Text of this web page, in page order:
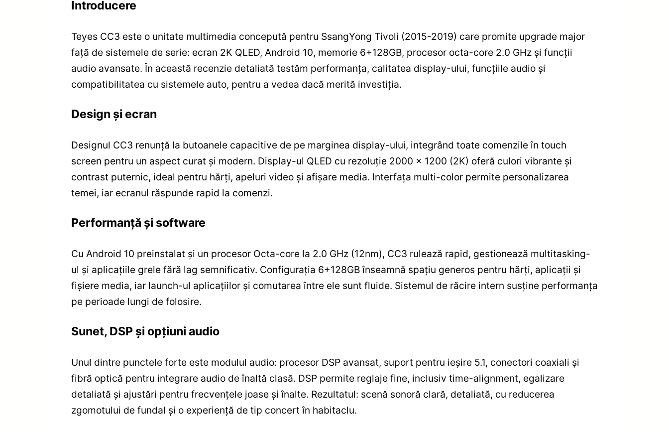
Introducere
Teyes CC3 este o unitate multimedia concepută pentru SsangYong Tivoli (2015-2019) care promite upgrade major
față de sistemele de serie: ecran 2K QLED, Android 10, memorie 6+128GB, procesor octa-core 2.0 GHz și funcții
audio avansate. În această recenzie detaliată testăm performanța, calitatea display-ului, funcțiile audio și
compatibilitatea cu sistemele auto, pentru a vedea dacă merită investiția.
Design și ecran
Designul CC3 renunță la butoanele capacitive de pe marginea display-ului, integrând toate comenzile în touch
screen pentru un aspect curat și modern. Display-ul QLED cu rezoluție 2000 x 1200 (2K) oferă culori vibrante și
contrast puternic, ideal pentru hărți, apeluri video și afișare media. Interfața multi-color permite personalizarea
temei, iar ecranul răspunde rapid la comenzi.
Performanță și software
Cu Android 10 preinstalat și un procesor Octa-core la 2.0 GHz (12nm), CC3 rulează rapid, gestionează multitasking-
ul și aplicațiile grele fără lag semnificativ. Configurația 6+128GB înseamnă spațiu generos pentru hărți, aplicații și
fișiere media, iar launch-ul aplicațiilor și comutarea între ele sunt fluide. Sistemul de răcire intern susține performanța
pe perioade lungi de folosire.
Sunet, DSP și opțiuni audio
Unul dintre punctele forte este modulul audio: procesor DSP avansat, suport pentru ieșire 5.1, conectori coaxiali și
fibră optică pentru integrare audio de înaltă clasă. DSP permite reglaje fine, inclusiv time-alignment, egalizare
detaliată și ajustări pentru frecvențele joase și înalte. Rezultatul: scenă sonoră clară, detaliată, cu reducerea
zgomotului de fundal și o experiență de tip concert în habitaclu.